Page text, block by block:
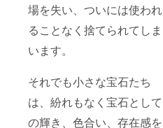
場を失い、ついには使われ
ることなく捨てられてしま
います。
それでも小さな宝石たち
は、紛れもなく宝石として
の輝き、色合い、存在感を